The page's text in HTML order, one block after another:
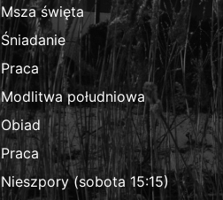
Msza święta
Śniadanie
Praca
Modlitwa południowa
Obiad
Praca
Nieszpory (sobota 15:15)